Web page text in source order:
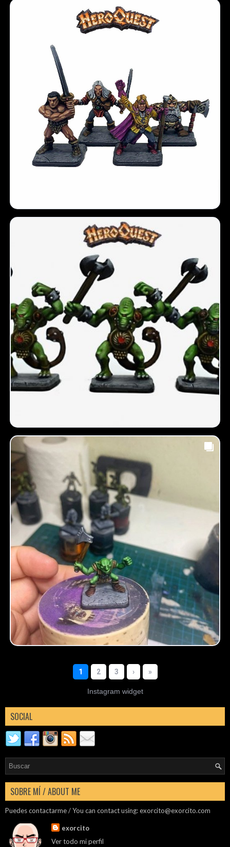
Instagram widget
SOCIAL
SOBRE MÍ / ABOUT ME
Puedes contactarme / You can contact using:exorcito@exorcito.com
exorcito
Ver todo mi perfil